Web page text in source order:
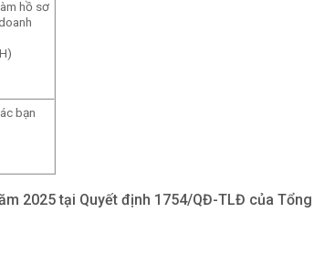
hồ sơ
bạn
2025 tại Quyết định 1754/QĐ-TLĐ của Tổng